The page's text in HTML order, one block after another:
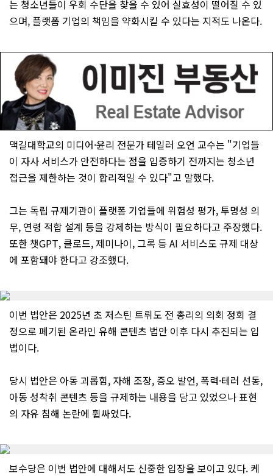
는 청소년들이 우회 수단을 찾을 수 있어 실효성이 떨어질 수 있
으며, 플랫폼 기업의 책임을 약화시킬 수 있다는 지적도 나온다.
맥길대학교의 미디어·윤리 전문가 테일러 오언 교수는 "기업들
이 자사 서비스가 안전하다는 점을 입증하기 전까지는 청소년
접근을 제한하는 것이 합리적일 수 있다"고 말했다.
그는 독립 규제기관이 플랫폼 기업들에 위험성 평가, 투명성 의
무, 연령 적합 설계 등을 강제하는 방식이 필요하다고 주장했다.
또한 챗GPT, 클로드, 제미나이, 그록 등 AI 서비스도 규제 대상
에 포함돼야 한다고 강조했다.
이번 법안은 2025년 초 저스틴 트뤼도 전 총리의 의회 정회 결
정으로 폐기된 온라인 유해 콘텐츠 법안 이후 다시 추진되는 입
법이다.
당시 법안은 아동 괴롭힘, 자해 조장, 증오 발언, 폭력·테러 선동,
아동 성착취 콘텐츠 등을 규제하는 내용을 담고 있었으나 표현
의 자유 침해 논란에 휩싸였다.
보수당은 이번 법안에 대해서도 신중한 입장을 보이고 있다. 케